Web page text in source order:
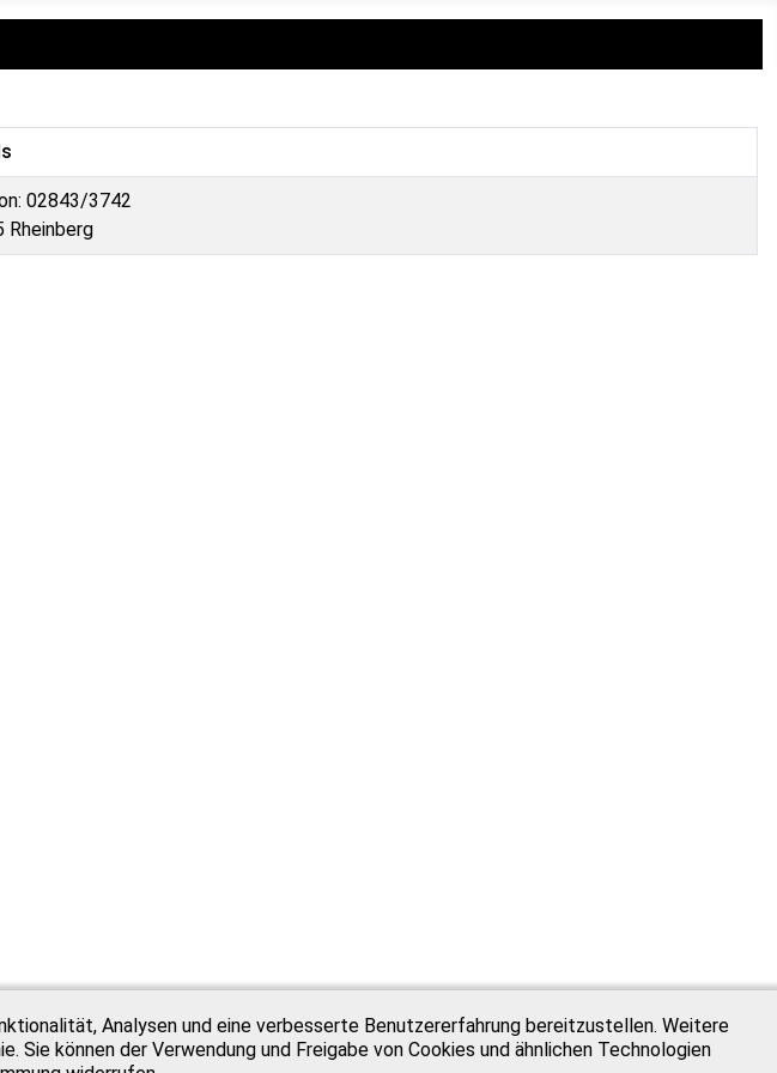
02843/3742
Rheinberg
Analysen und eine verbesserte Benutzererfahrung bereitzustellen. Weitere
können der Verwendung und Freigabe von Cookies und ähnlichen Technologien